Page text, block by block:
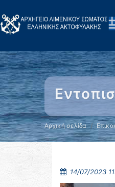
Αρχική σελίδα
14/07/2023